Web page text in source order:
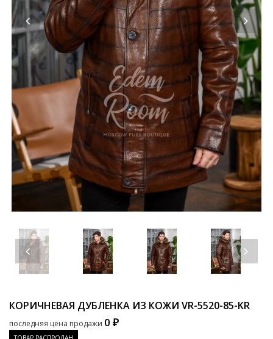
КОРИЧНЕВАЯ ДУБЛЕНКА ИЗ КОЖИ VR-5520-85-KR
последняя цена продажи 0 ₽